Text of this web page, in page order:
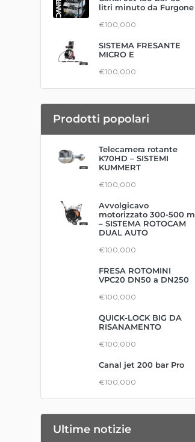
litri minuto da Furgone
€100,000
SISTEMA FRESANTE
MICRO E
€100,000
Prodotti popolari
Telecamera rotante
K70HD – SISTEMI
KUMMERT
€100,000
Avvolgicavo
motorizzato 300-500 m
– SISTEMA ROTOCAM
DUAL AUTO
€100,000
FRESA ROTOMINI
VPC20 DN50 a DN250
€100,000
QUICK-LOCK BIG DA
RISANAMENTO
€100,000
Canal jet 200 bar Pro
€100,000
Ultime notizie